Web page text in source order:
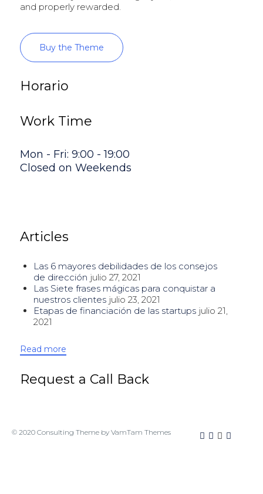
and properly rewarded.
Buy the Theme
Horario
Work Time
Mon - Fri: 9:00 - 19:00
Closed on Weekends
Articles
Las 6 mayores debilidades de los consejos
de dirección julio 27, 2021
Las Siete frases mágicas para conquistar a
nuestros clientes julio 23, 2021
Etapas de financiación de las startups julio 21,
2021
Read more
Request a Call Back
© 2020 Consulting Theme by VamTam Themes